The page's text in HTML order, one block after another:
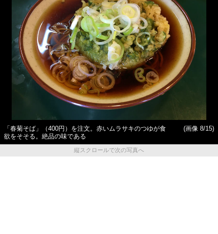
「春菊そば」（400円）を注文。赤いムラサキのつゆが食
欲をそそる。絶品の味である
(画像 8/15)
縦スクロールで次の写真へ